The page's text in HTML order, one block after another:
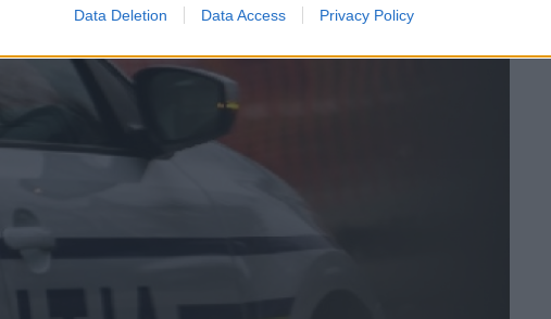
Data Deletion Data Access Privacy Policy